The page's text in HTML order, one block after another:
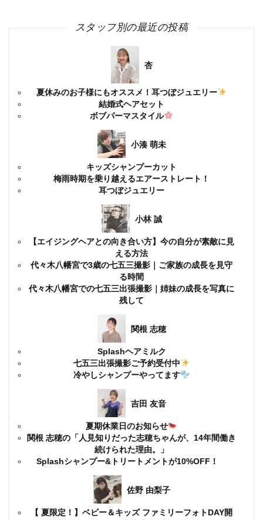
スタッフ別の最近の投稿
杏
夏休みのお子様にもオススメ！耳つぼジュエリー
結婚式ヘアセット
ボブパーマスタイル
小湊 萌未
キッズシャンプーカット
梅雨時期を乗り越えるエアーストレート！
耳つぼジュエリー
小林 誠
【エイジングヘアとの向き合い方】今の自分が素敵に見
える方法
代々木八幡宮で3歳の七五三撮影｜ご家族の成長を見守
る時間
代々木八幡宮での七五三出張撮影｜姉妹の成長を写真に
残して
関根 志穂
Splashヘアミルク
七五三出張撮影ご予約受付中
冷やしシャンプーやってます
吉田 友音
夏期休業日のお知らせ
関根 志穂の「人見知りだった志穂ちゃんが、14年間働き
続けられた理由。」
Splashシャンプー&トリートメントが10%OFF！
佐野 由梨子
【 夏限定！】ベビー＆キッズ ファミリーフォトDAY開